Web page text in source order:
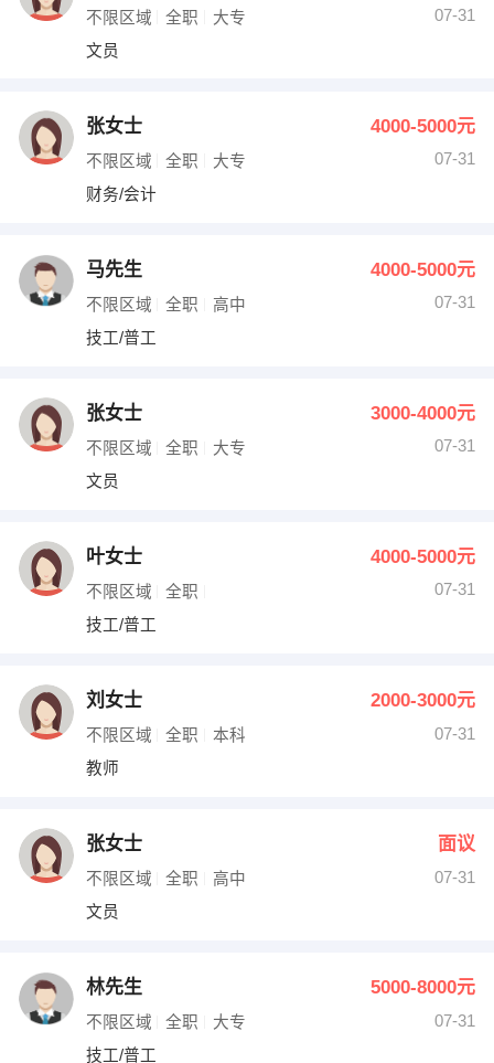
不限区域 全职 大专
07-31
文员
张女士 4000-5000元
不限区域 全职 大专
07-31
财务/会计
马先生 4000-5000元
不限区域 全职 高中
07-31
技工/普工
张女士 3000-4000元
不限区域 全职 大专
07-31
文员
叶女士 4000-5000元
不限区域 全职
07-31
技工/普工
刘女士 2000-3000元
不限区域 全职 本科
07-31
教师
张女士 面议
不限区域 全职 高中
07-31
文员
林先生 5000-8000元
不限区域 全职 大专
07-31
技工/普工